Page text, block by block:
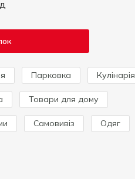
Парковка Кулінарія
Товари для дому
Самовивіз Одяг